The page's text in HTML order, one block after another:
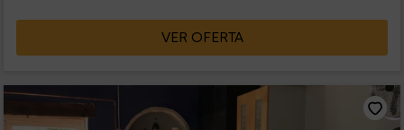
VER OFERTA